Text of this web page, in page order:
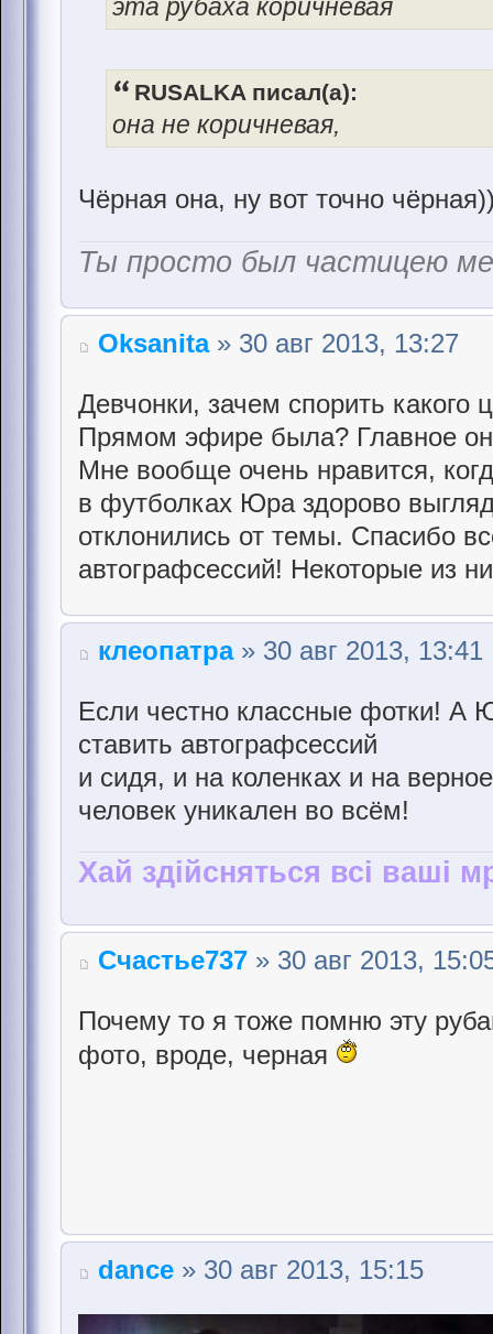
эта рубаха коричневая
RUSALKA писал(а):
она не коричневая,
Чёрная она, ну вот точно
Ты просто был частицею
Oksanita» 30 авг 2013, 13:27
Девчонки, зачем спорить
Прямом эфире была? Главное
Мне вообще очень нравится,
в футболках Юра здорово
отклонились от темы. Спасибо
автографсессий! Некоторые из
клеопатра» 30 авг 2013, 13:41
Если честно классные фотки! А
ставить автографсессий
и сидя, и на коленках и на
человек уникален во всём!
Хай здійсняться всі ваші
Счастье737 » 30 авг 2013,
Почему то я тоже помню эту
фото, вроде, черная
dance » 30 авг 2013, 15:15